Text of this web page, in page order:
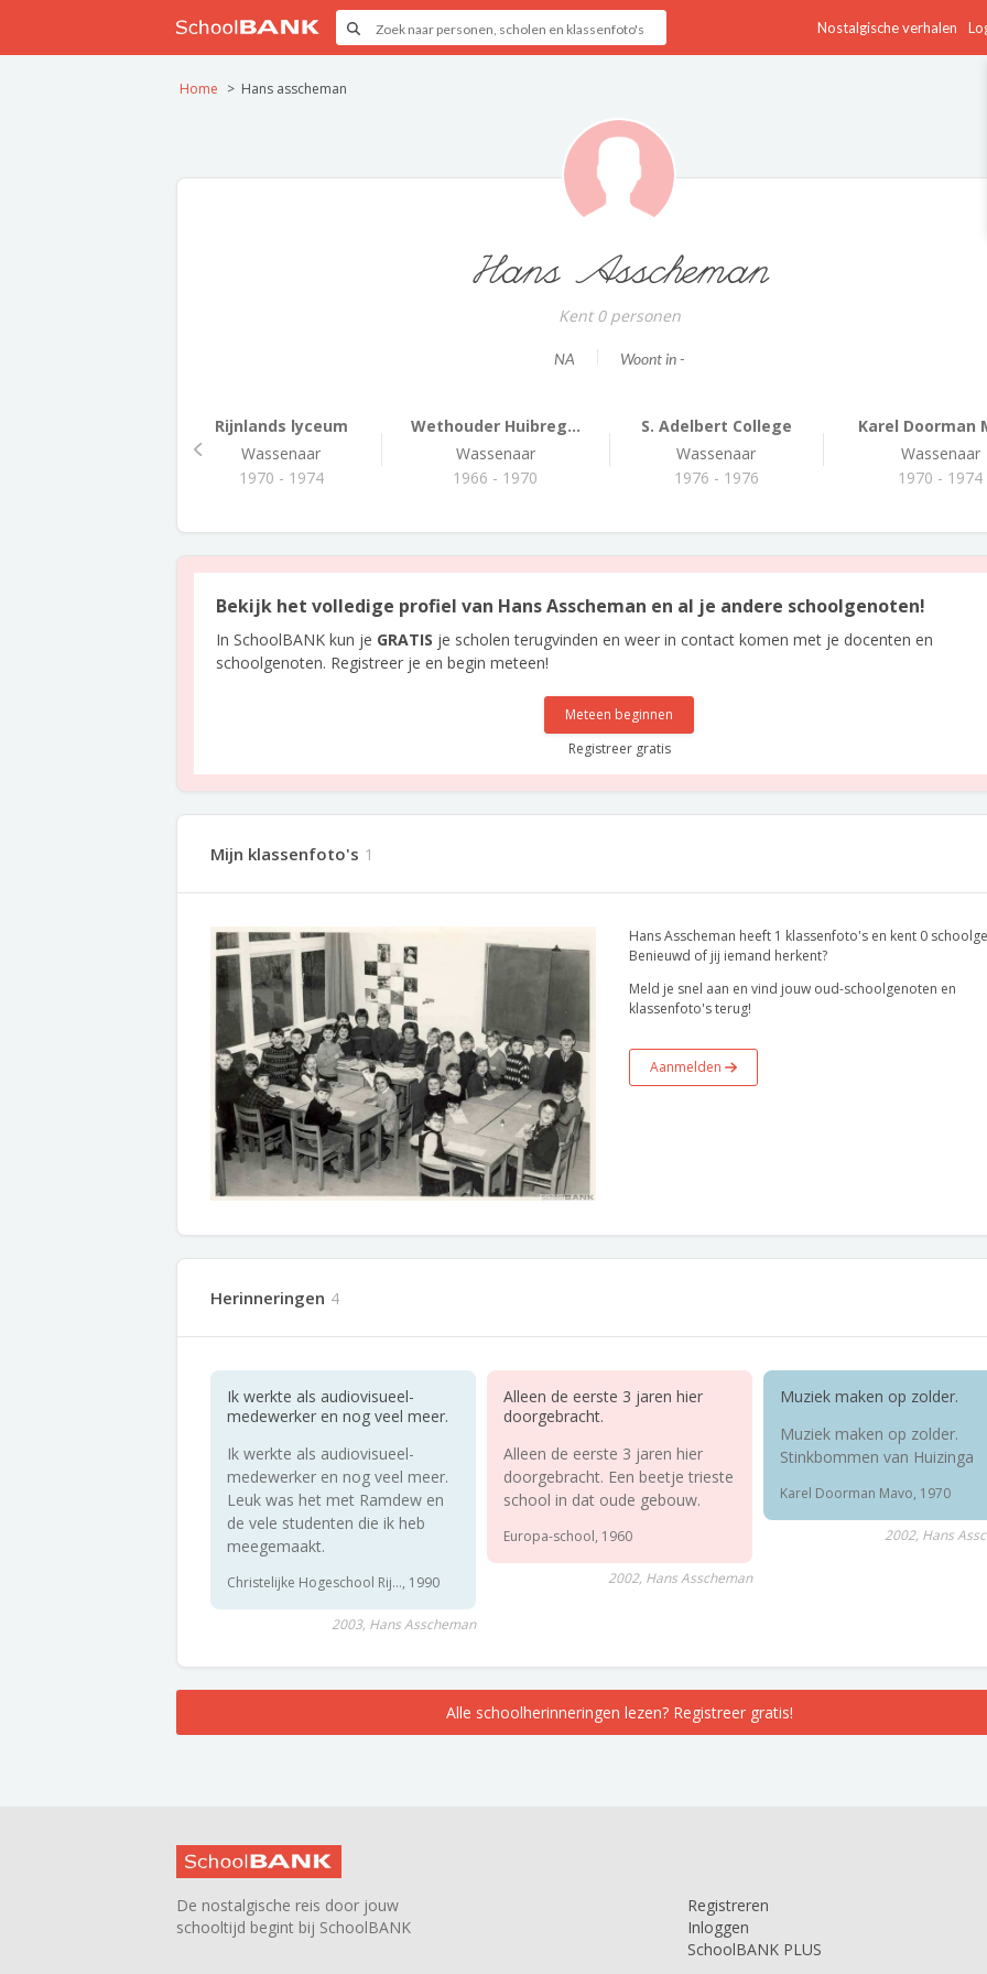
Nostalgische verhalen
Home Hans asscheman
Hans Asscheman
Kent 0 personen
NA Woont in -
Rijnlands lyceum
Wassenaar
1970 - 1974
Wethouder Huibreg...
Wassenaar
1966 - 1970
S. Adelbert College
Wassenaar
1976 - 1976
Karel Doorman
Wassenaar
1970 - 1974
Bekijk het volledige profiel van Hans Asscheman en al je andere schoolgenoten!
In SchoolBANK kun je GRATIS je scholen terugvinden en weer in contact komen met je docenten en
schoolgenoten. Registreer je en begin meteen!
Meteen beginnen
Registreer gratis
Mijn klassenfoto's 1
Hans Asscheman heeft 1 klassenfoto's en kent 0
Benieuwd of jij iemand herkent?
Meld je snel aan en vind jouw oud-schoolgenoten en
klassenfoto's terug!
Aanmelden
Herinneringen 4
Ik werkte als audiovisueel-
medewerker en nog veel meer.
Ik werkte als audiovisueel-
medewerker en nog veel meer.
Leuk was het met Ramdew en
de vele studenten die ik heb
meegemaakt.
Christelijke Hogeschool Rij..., 1990
2003, Hans Asscheman
Alleen de eerste 3 jaren hier
doorgebracht.
Alleen de eerste 3 jaren hier
doorgebracht. Een beetje trieste
school in dat oude gebouw.
Europa-school, 1960
2002, Hans Asscheman
Muziek maken op zolder.
Muziek maken op zolder.
Stinkbommen van Huizinga
Karel Doorman Mavo, 1970
2002, Hans
Alle schoolherinneringen lezen? Registreer gratis!
De nostalgische reis door jouw
schooltijd begint bij SchoolBANK
Registreren
Inloggen
SchoolBANK PLUS